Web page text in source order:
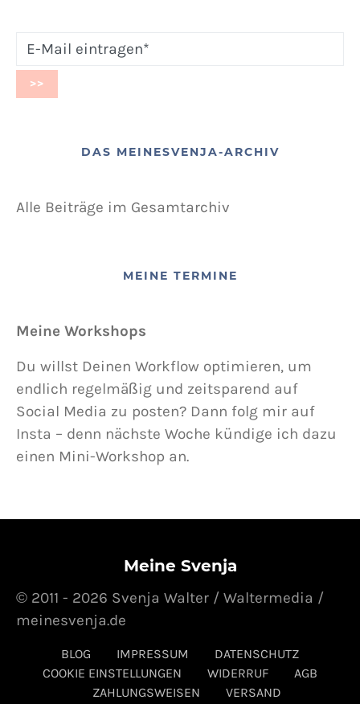
DAS MEINESVENJA-ARCHIV
Alle Beiträge im Gesamtarchiv
MEINE TERMINE
Meine Workshops
Du willst Deinen Workflow optimieren, um
endlich regelmäßig und zeitsparend auf
Social Media zu posten? Dann folg mir auf
Insta – denn nächste Woche kündige ich dazu
einen Mini-Workshop an.
Meine Svenja
BLOG IMPRESSUM
DATENSCHUTZ
COOKIE EINSTELLUNGEN
WIDERRUF
AGB
ZAHLUNGSWEISEN
VERSAND
© 2011 - 2026 Svenja Walter / Waltermedia /
meinesvenja.de